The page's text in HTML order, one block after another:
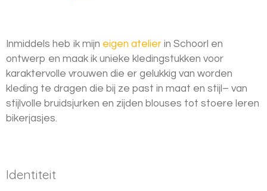
Inmiddels heb ik mijn eigen atelier in Schoorl en
ontwerp en maak ik unieke kledingstukken voor
karaktervolle vrouwen die er gelukkig van worden
kleding te dragen die bij ze past in maat en stijl– van
stijlvolle bruidsjurken en zijden blouses tot stoere leren
bikerjasjes.
Identiteit